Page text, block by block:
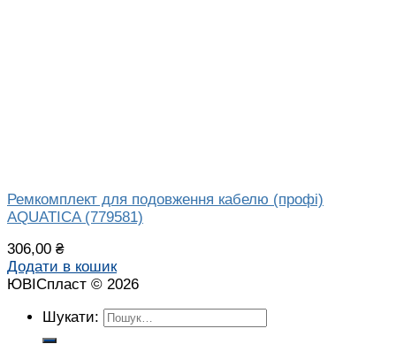
Ремкомплект для подовження кабелю (профі)
AQUATICA (779581)
306,00 ₴
Додати в кошик
ЮВІСпласт © 2026
Шукати: